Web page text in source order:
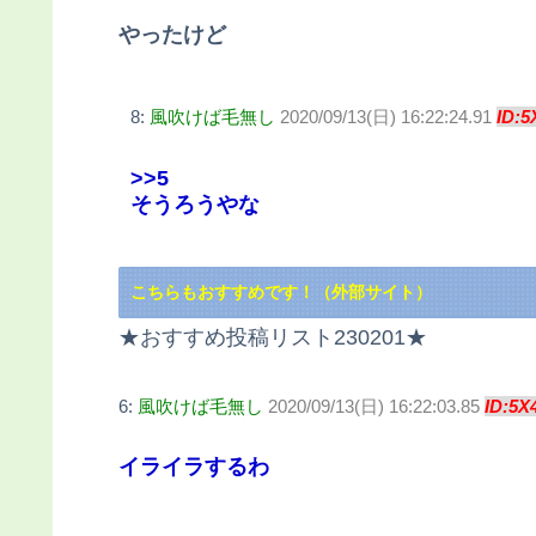
やったけど
8: 風吹けば毛無し 2020/09/13(日) 16:22:24.91
>>5
そうろうやな
こちらもおすすめです！（外部サイト）
★おすすめ投稿リスト230201★
6: 風吹けば毛無し 2020/09/13(日) 16:22:03.85
イライラするわ